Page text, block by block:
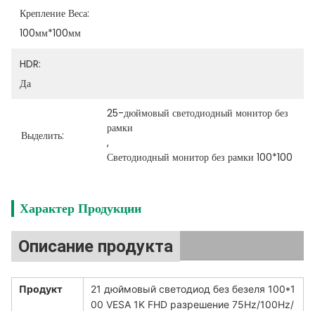
Крепление Веса:
100мм*100мм
HDR:
Да
Выделить:
25-дюймовый светодиодный монитор без
рамки
,
Светодиодный монитор без рамки 100*100
Характер Продукции
Описание продукта
Продукт
21 дюймовый светодиод без безеля 100*1
00 VESA 1K FHD разрешение 75Hz/100Hz/